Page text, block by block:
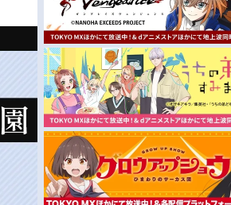
メ曜日別一覧 秋アニメ
冬アニメ